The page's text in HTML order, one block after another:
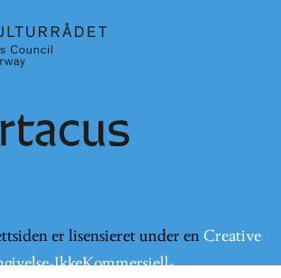
er lisensieret under en Creative
IkkeKommersiell-